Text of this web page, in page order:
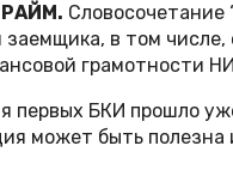
Словосочетание
в том
грамотности
первых БКИ прошло
может быть полезна